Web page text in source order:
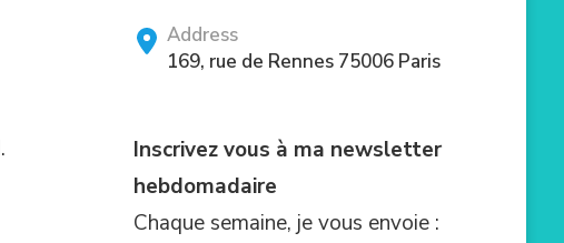
Address
169, rue de Rennes 75006 Paris
Inscrivez vous à ma newsletter
hebdomadaire
Chaque semaine, je vous envoie :